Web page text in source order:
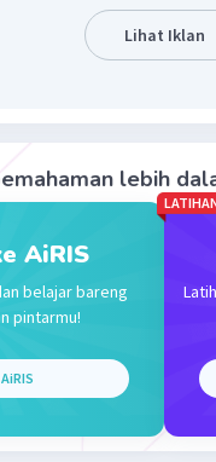
Iklan
Lihat Iklan
lebih
AiRIS
belajar bareng
pintarmu!